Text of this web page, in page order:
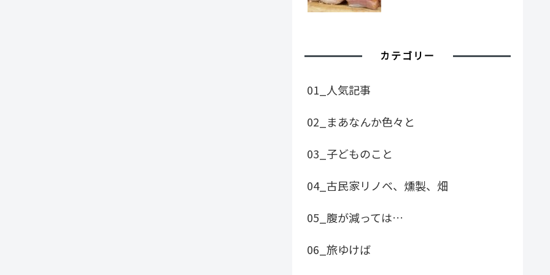
カテゴリー
01_人気記事
02_まあなんか色々と
03_子どものこと
04_古民家リノベ、燻製、畑
05_腹が減っては…
06_旅ゆけば